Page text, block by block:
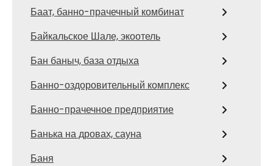
Баат, банно-прачечный комбинат
Байкальское Шале, экоотель
Бан баныч, база отдыха
Банно-оздоровительный комплекс
Банно-прачечное предприятие
Банька на дровах, сауна
Баня